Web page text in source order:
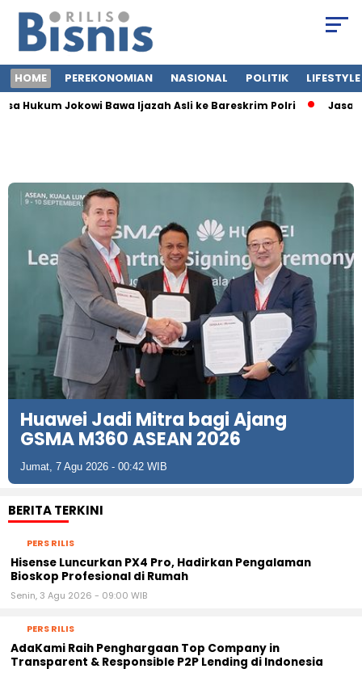
HOME PEREKONOMIAN NASIONAL POLITIK LIFESTYLE
Jokowi Bawa Ijazah Asli ke Bareskrim Polri Jasa
Huawei Jadi Mitra bagi Ajang
GSMA M360 ASEAN 2026
Jumat, 7 Agu 2026 - 00:42 WIB
BERITA TERKINI
PERS RILIS
Hisense Luncurkan PX4 Pro, Hadirkan Pengalaman
Bioskop Profesional di Rumah
Senin, 3 Agu 2026 - 09:00 WIB
PERS RILIS
AdaKami Raih Penghargaan Top Company in
Transparent & Responsible P2P Lending di Indonesia